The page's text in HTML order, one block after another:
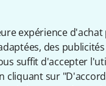
expérience
des
suffit d'accepter
cliquant sur
de gammes
utilisateur